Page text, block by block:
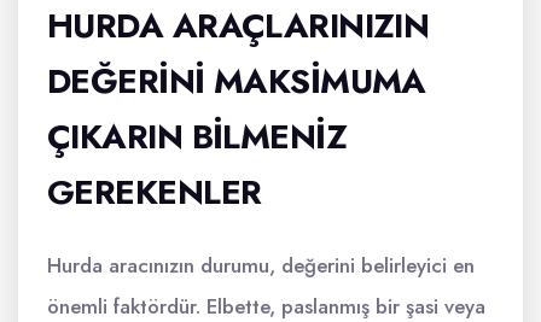
HURDA ARAÇLARINIZIN
DEĞERINI MAKSIMUMA
ÇIKARIN BILMENIZ
GEREKENLER
Hurda aracınızın durumu, değerini belirleyici en
önemli faktördür. Elbette, paslanmış bir şasi veya